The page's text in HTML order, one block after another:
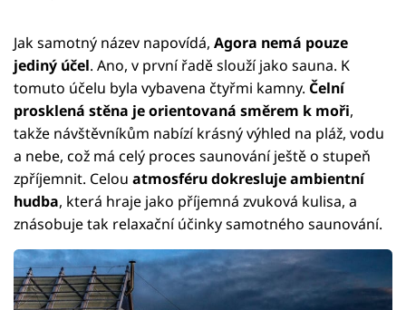
Jak samotný název napovídá, Agora nemá pouze
jediný účel. Ano, v první řadě slouží jako sauna. K
tomuto účelu byla vybavena čtyřmi kamny. Čelní
prosklená stěna je orientovaná směrem k moři,
takže návštěvníkům nabízí krásný výhled na pláž, vodu
a nebe, což má celý proces saunování ještě o stupeň
zpříjemnit. Celou atmosféru dokresluje ambientní
hudba, která hraje jako příjemná zvuková kulisa, a
znásobuje tak relaxační účinky samotného saunování.